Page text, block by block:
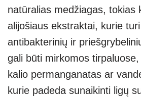
natūralias medžiagas, tokias
alijošiaus ekstraktai, kurie
antibakterinių ir
gali būti mirkomos
kalio permanganatas ar
kurie padeda sunaikinti ligų